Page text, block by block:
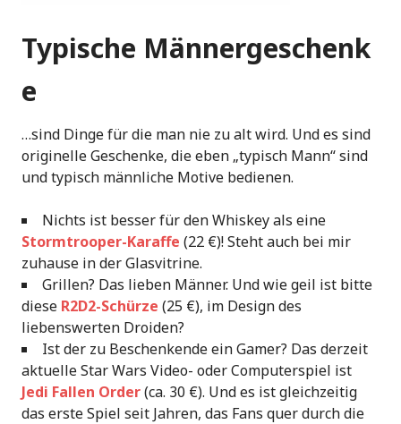
Typische Männergeschenk
e
…sind Dinge für die man nie zu alt wird. Und es sind
originelle Geschenke, die eben „typisch Mann“ sind
und typisch männliche Motive bedienen.
Nichts ist besser für den Whiskey als eine
Stormtrooper-Karaffe (22 €)! Steht auch bei mir
zuhause in der Glasvitrine.
Grillen? Das lieben Männer. Und wie geil ist bitte
diese R2D2-Schürze (25 €), im Design des
liebenswerten Droiden?
Ist der zu Beschenkende ein Gamer? Das derzeit
aktuelle Star Wars Video- oder Computerspiel ist
Jedi Fallen Order(ca. 30 €). Und es ist gleichzeitig
das erste Spiel seit Jahren, das Fans quer durch die